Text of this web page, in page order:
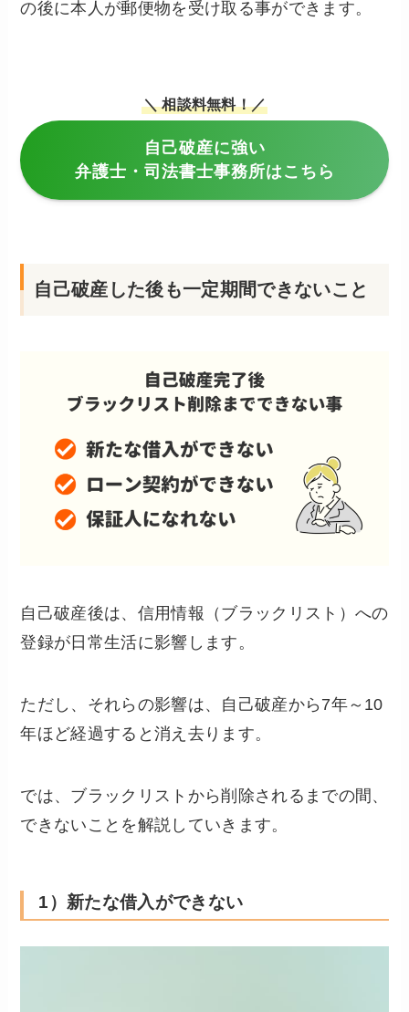
の後に本人が郵便物を受け取る事ができます。
＼ 相談料無料！／
自己破産に強い
弁護士・司法書士事務所はこちら
自己破産した後も一定期間できないこと
自己破産後は、信用情報（ブラックリスト）への
登録が日常生活に影響します。
ただし、それらの影響は、自己破産から7年～10
年ほど経過すると消え去ります。
では、ブラックリストから削除されるまでの間、
できないことを解説していきます。
1）新たな借入ができない